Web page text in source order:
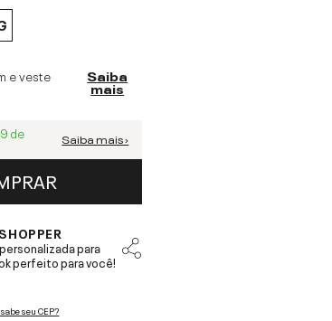
e veste Saiba
mais
de Saiba mais ›
para
perfeito para você!
seu CEP?